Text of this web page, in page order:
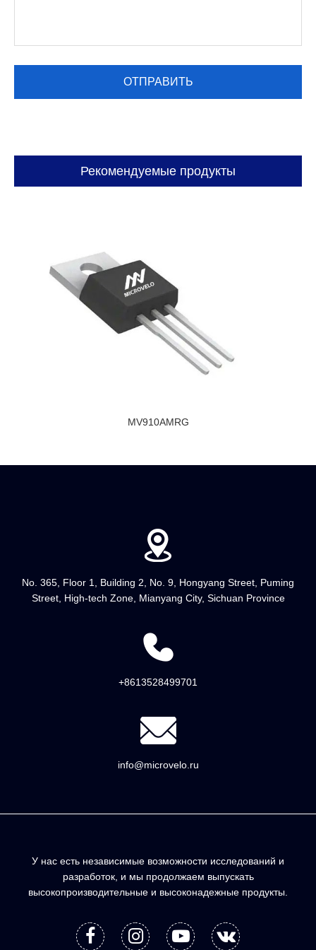
Рекомендуемые продукты
MV910AMRG
No. 365, Floor 1, Building 2, No. 9, Hongyang Street, Puming
Street, High-tech Zone, Mianyang City, Sichuan Province
+8613528499701
info@microvelo.ru
У нас есть независимые возможности исследований и
разработок, и мы продолжаем выпускать
высокопроизводительные и высоконадежные продукты.